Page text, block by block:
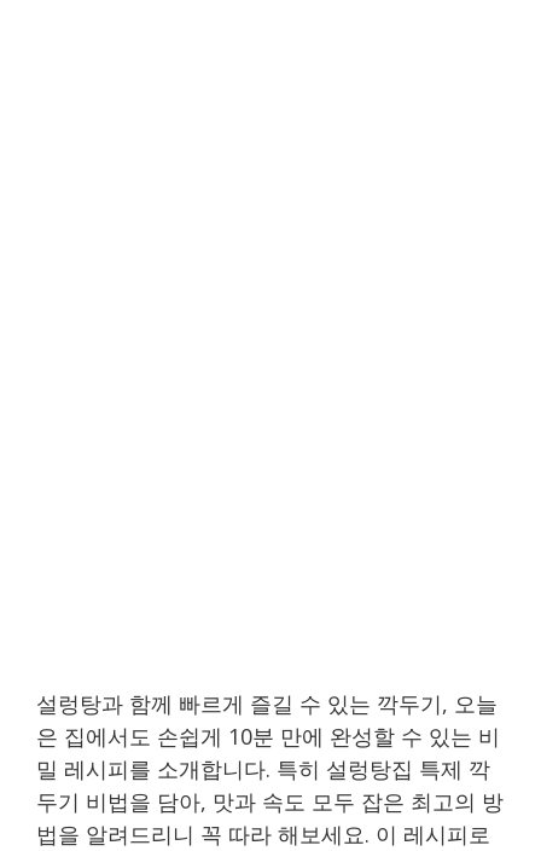
설렁탕과 함께 빠르게 즐길 수 있는 깍두기, 오늘
은 집에서도 손쉽게 10분 만에 완성할 수 있는 비
밀 레시피를 소개합니다. 특히 설렁탕집 특제 깍
두기 비법을 담아, 맛과 속도 모두 잡은 최고의 방
법을 알려드리니 꼭 따라 해보세요. 이 레시피로